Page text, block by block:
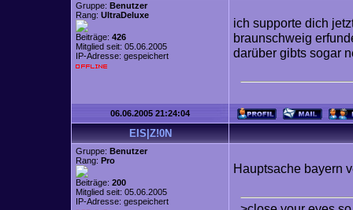
Gruppe: Benutzer
Rang: UltraDeluxe
Beiträge: 426
Mitglied seit: 05.06.2005
IP-Adresse: gespeichert
ich supporte dich
braunschweig
darüber gibts sogar
06.06.2005 21:24:04
EIS|Z!0N
Gruppe: Benutzer
Rang: Pro
Beiträge: 200
Mitglied seit: 05.06.2005
IP-Adresse: gespeichert
Hauptsache bayern